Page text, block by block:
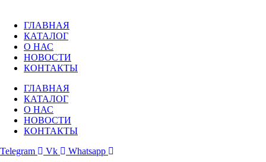
содержимому
ГЛАВНАЯ
КАТАЛОГ
О НАС
НОВОСТИ
КОНТАКТЫ
ГЛАВНАЯ
КАТАЛОГ
О НАС
НОВОСТИ
КОНТАКТЫ
Telegram
Vk
Whatsapp